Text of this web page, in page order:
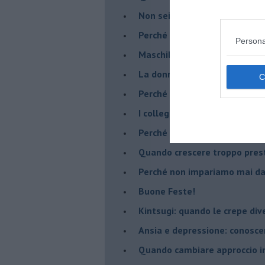
​Non sei indietro, stai
​Perché abbiamo bisogno di
​Maschilismo inconsapevole
​La donna può scegliere di
​Perché abbiamo così
​I collegamenti tra filosofia e
​Perché tutti si sentono in
​Quando crescere troppo
​Perché non impariamo mai
​Buone Feste!
​Kintsugi: quando le crepe
Ansia e depressione:
Quando cambiare approccio